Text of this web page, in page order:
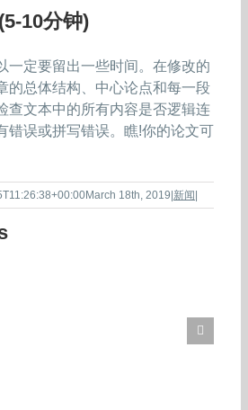
10分钟)
一定要留出一些时间。在修改的
的总体结构、中心论点和每一段
查文本中的所有内容是否逻辑连
错误或拼写错误。瞧!你的论文可
March 18th, 2019 新闻